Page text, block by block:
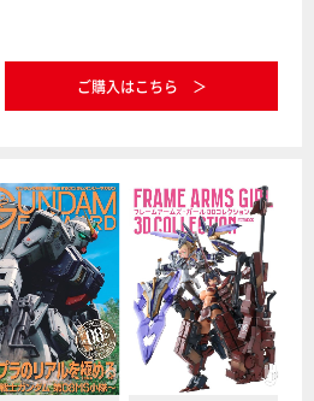
ご購入はこちら